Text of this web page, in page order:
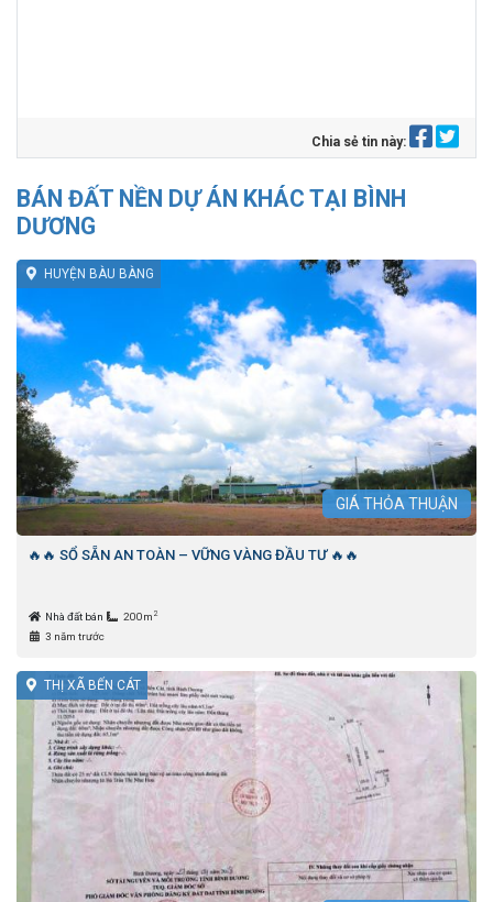
Chia sẻ tin này:
BÁN ĐẤT NỀN DỰ ÁN KHÁC TẠI BÌNH
DƯƠNG
HUYỆN BÀU BÀNG
GIÁ THỎA THUẬN
🔥🔥 SỔ SẴN AN TOÀN – VỮNG VÀNG ĐẦU TƯ 🔥🔥
Nhà đất bán 200m 2
3 năm trước
THỊ XÃ BẾN CÁT